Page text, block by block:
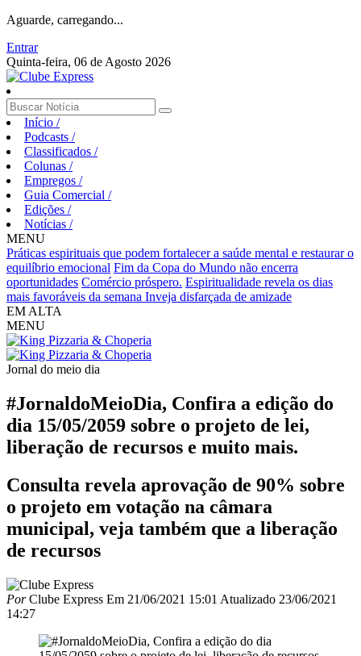
Aguarde, carregando...
Entrar
Quinta-feira, 06 de Agosto 2026
Início /
Podcasts /
Classificados /
Colunas /
Empregos /
Guia Comercial /
Edições /
Notícias /
MENU
Práticas espirituais que podem fortalecer a saúde mental e restaurar o
equilíbrio emocional Fim da Copa do Mundo não encerra
oportunidades Comércio próspero. Espiritualidade revela os dias
mais favoráveis da semana Inveja disfarçada de amizade
EM ALTA
MENU
Jornal do meio dia
#JornaldoMeioDia, Confira a edição do
dia 15/05/2059 sobre o projeto de lei,
liberação de recursos e muito mais.
Consulta revela aprovação de 90% sobre
o projeto em votação na câmara
municipal, veja também que a liberação
de recursos
PorClube Express Em 21/06/2021 15:01 Atualizado 23/06/2021
14:27